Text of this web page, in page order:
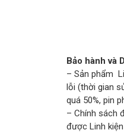
Bảo hành và
– Sản phẩm
lỗi (thời gian
quá 50%, pin
– Chính sách
được Linh